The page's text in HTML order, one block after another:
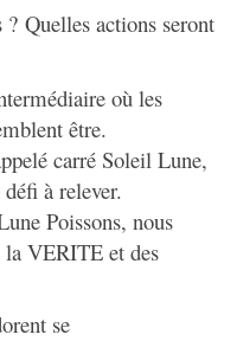
Quelles actions seront
où les
être.
carré Soleil Lune,
à relever.
Poissons, nous
la VERITE et des
se